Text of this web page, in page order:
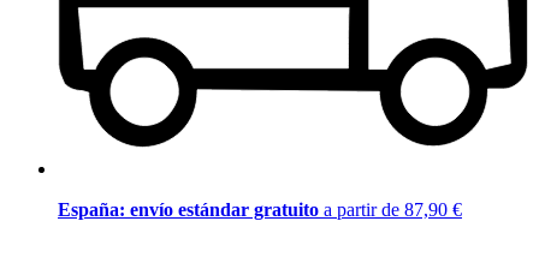
España: envío estándar gratuito a partir de 87,90 €